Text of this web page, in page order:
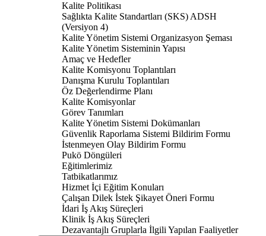
Kalite Politikası
Sağlıkta Kalite Standartları (SKS) ADSH
(Versiyon 4)
Kalite Yönetim Sistemi Organizasyon Şeması
Kalite Yönetim Sisteminin Yapısı
Amaç ve Hedefler
Kalite Komisyonu Toplantıları
Danışma Kurulu Toplantıları
Öz Değerlendirme Planı
Kalite Komisyonlar
Görev Tanımları
Kalite Yönetim Sistemi Dokümanları
Güvenlik Raporlama Sistemi Bildirim Formu
İstenmeyen Olay Bildirim Formu
Pukö Döngüleri
Eğitimlerimiz
Tatbikatlarımız
Hizmet İçi Eğitim Konuları
Çalışan Dilek İstek Şikayet Öneri Formu
İdari İş Akış Süreçleri
Klinik İş Akış Süreçleri
Dezavantajlı Gruplarla İlgili Yapılan Faaliyetler